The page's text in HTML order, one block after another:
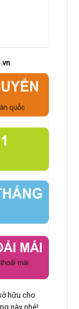
hữu cho
này nhé!